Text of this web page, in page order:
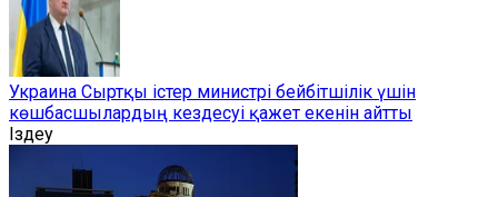
Украина Сыртқы істер министрі бейбітшілік үшін
көшбасшылардың кездесуі қажет екенін айтты
Іздеу